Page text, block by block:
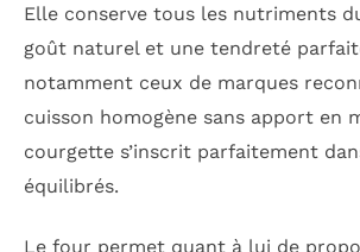
Elle conserve tous les nutriments
goût naturel et une tendreté
notamment ceux de marques
cuisson homogène sans apport en
courgette s’inscrit parfaitement
équilibrés.
Le four permet quant à lui de